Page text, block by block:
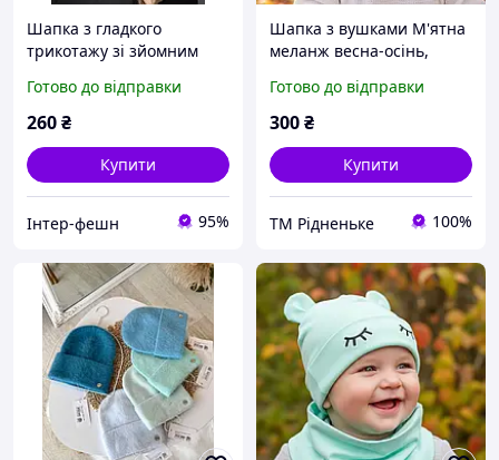
Шапка з гладкого
трикотажу зі зйомним
чорна
Готово до відправки
260₴
Купити
Інтер-фешн 95%
Шапка з вушками М'ятна
меланж весна-осінь,
Готово до відправки
300₴
Купити
ТМ Рідненьке 100%